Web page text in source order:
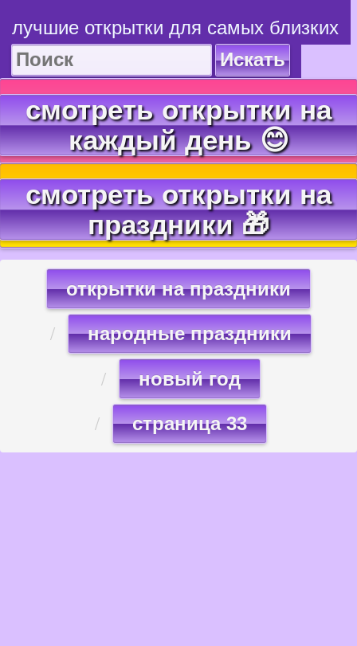
лучшие открытки для самых близких
Искать
смотреть открытки на
каждый день 😊
смотреть открытки на
праздники 🎁
открытки на праздники
народные праздники
новый год
страница 33